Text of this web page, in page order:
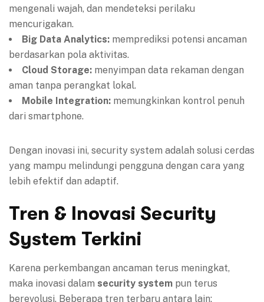
mengenali wajah, dan mendeteksi perilaku
mencurigakan.
Big Data Analytics: memprediksi potensi ancaman
berdasarkan pola aktivitas.
Cloud Storage: menyimpan data rekaman dengan
aman tanpa perangkat lokal.
Mobile Integration: memungkinkan kontrol penuh
dari smartphone.
Dengan inovasi ini, security system adalah solusi cerdas
yang mampu melindungi pengguna dengan cara yang
lebih efektif dan adaptif.
Tren & Inovasi Security
System Terkini
Karena perkembangan ancaman terus meningkat,
maka inovasi dalam security system pun terus
berevolusi. Beberapa tren terbaru antara lain: